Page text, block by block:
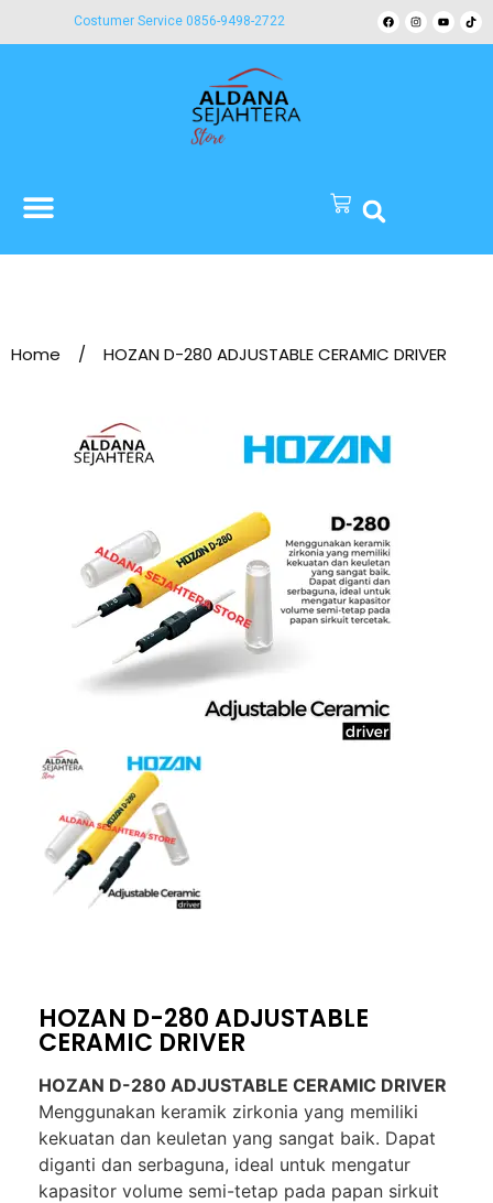
Costumer Service 0856-9498-2722
Home / HOZAN D-280 ADJUSTABLE CERAMIC DRIVER
HOZAN D-280 ADJUSTABLE
CERAMIC DRIVER
HOZAN D-280 ADJUSTABLE CERAMIC DRIVER
Menggunakan keramik zirkonia yang memiliki
kekuatan dan keuletan yang sangat baik. Dapat
diganti dan serbaguna, ideal untuk mengatur
kapasitor volume semi-tetap pada papan sirkuit